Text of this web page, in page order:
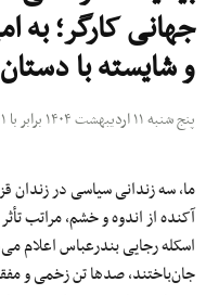
جهانی کارگر؛ به
و شایسته با
پنج شنبه ۱۱ اردیبهشت ۱۴۰۴ برابر با ۰۱ مه ۲۰۲۵
ما، سه زندانی سیاسی در زندان
آکنده از اندوه و خشم، مراتب
اسکله رجایی بندرعباس اعلام
جان‌باختند، صدها تن زخمی و